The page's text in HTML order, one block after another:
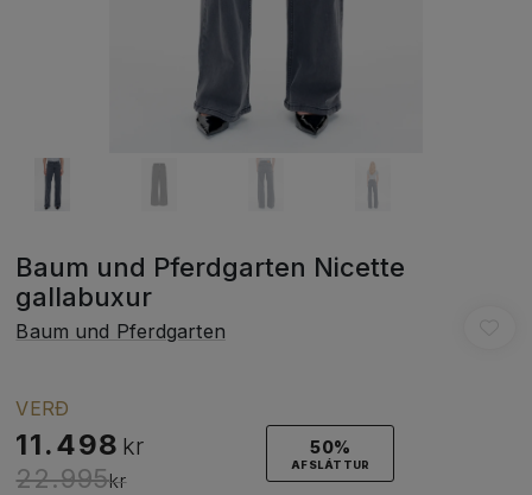
Baum und Pferdgarten Nicette
gallabuxur
Baum und Pferdgarten
VERÐ
11.498 kr
22.995kr
50%
AFSLÁTTUR